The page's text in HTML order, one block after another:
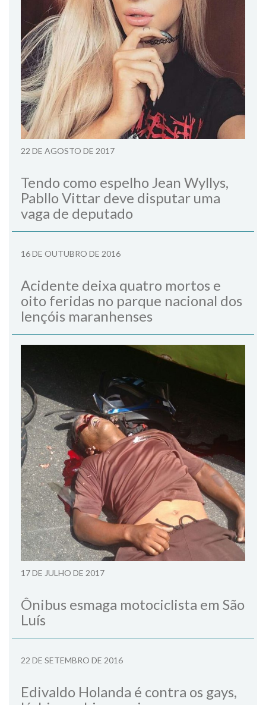
22 DE AGOSTO DE 2017
Tendo como espelho Jean Wyllys,
Pabllo Vittar deve disputar uma
vaga de deputado
16 DE OUTUBRO DE 2016
Acidente deixa quatro mortos e
oito feridas no parque nacional dos
lençóis maranhenses
17 DE JULHO DE 2017
Ônibus esmaga motociclista em São
Luís
22 DE SETEMBRO DE 2016
Edivaldo Holanda é contra os gays,